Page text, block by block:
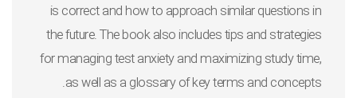
is correct and how to approach similar questions in
the future. The book also includes tips and strategies
for managing test anxiety and maximizing study time,
as well as a glossary of key terms and concepts.